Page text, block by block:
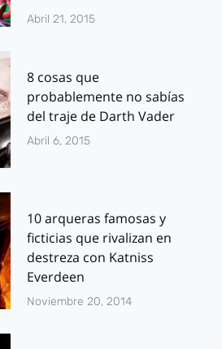
Abril 21, 2015
8 cosas que
probablemente no sabías
del traje de Darth Vader
Abril 6, 2015
10 arqueras famosas y
ficticias que rivalizan en
destreza con Katniss
Everdeen
Noviembre 20, 2014